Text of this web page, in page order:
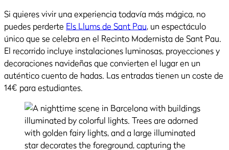
Si quieres vivir una experiencia todavía más mágica, no
puedes perderte Els Llums de Sant Pau, un espectáculo
único que se celebra en el Recinto Modernista de Sant Pau.
El recorrido incluye instalaciones luminosas, proyecciones y
decoraciones navideñas que convierten el lugar en un
auténtico cuento de hadas. Las entradas tienen un coste de
14€ para estudiantes.